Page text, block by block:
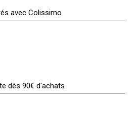
avec Colissimo
dès 90€ d'achats